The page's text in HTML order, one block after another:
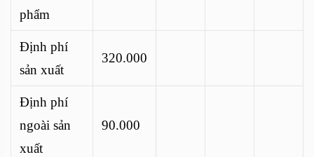
phẩm
Định phí
sản xuất
320.000
Định phí
ngoài sản
xuất
90.000